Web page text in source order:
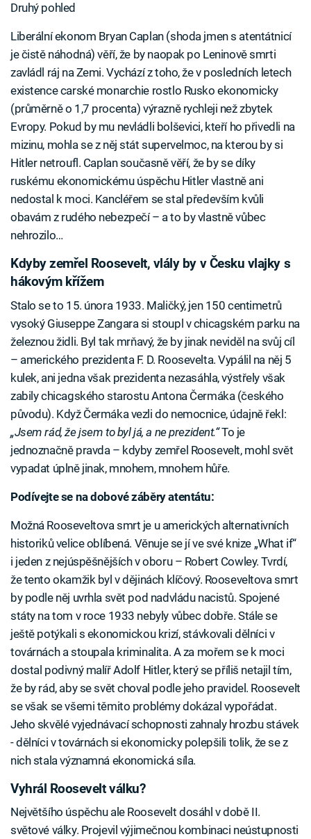
Druhý pohled
Liberální ekonom Bryan Caplan (shoda jmen s atentátnicí
je čistě náhodná) věří, že by naopak po Leninově smrti
zavládl ráj na Zemi. Vychází z toho, že v posledních letech
existence carské monarchie rostlo Rusko ekonomicky
(průměrně o 1,7 procenta) výrazně rychleji než zbytek
Evropy. Pokud by mu nevládli bolševici, kteří ho přivedli na
mizinu, mohla se z něj stát supervelmoc, na kterou by si
Hitler netroufl. Caplan současně věří, že by se díky
ruskému ekonomickému úspěchu Hitler vlastně ani
nedostal k moci. Kancléřem se stal především kvůli
obavám z rudého nebezpečí – a to by vlastně vůbec
nehrozilo…
Kdyby zemřel Roosevelt, vlály by v Česku vlajky s
hákovým křížem
Stalo se to 15. února 1933. Maličký, jen 150 centimetrů
vysoký Giuseppe Zangara si stoupl v chicagském parku na
železnou židli. Byl tak mrňavý, že by jinak neviděl na svůj cíl
– amerického prezidenta F. D. Roosevelta. Vypálil na něj 5
kulek, ani jedna však prezidenta nezasáhla, výstřely však
zabily chicagského starostu Antona Čermáka (českého
původu). Když Čermáka vezli do nemocnice, údajně řekl:
„Jsem rád, že jsem to byl já, a ne prezident.“To je
jednoznačně pravda – kdyby zemřel Roosevelt, mohl svět
vypadat úplně jinak, mnohem, mnohem hůře.
Podívejte se na dobové záběry atentátu:
Možná Rooseveltova smrt je u amerických alternativních
historiků velice oblíbená. Věnuje se jí ve své knize „What if“
i jeden z nejúspěšnějších v oboru – Robert Cowley. Tvrdí,
že tento okamžik byl v dějinách klíčový. Rooseveltova smrt
by podle něj uvrhla svět pod nadvládu nacistů. Spojené
státy na tom v roce 1933 nebyly vůbec dobře. Stále se
ještě potýkali s ekonomickou krizí, stávkovali dělníci v
továrnách a stoupala kriminalita. A za mořem se k moci
dostal podivný malíř Adolf Hitler, který se příliš netajil tím,
že by rád, aby se svět choval podle jeho pravidel. Roosevelt
se však se všemi těmito problémy dokázal vypořádat.
Jeho skvělé vyjednávací schopnosti zahnaly hrozbu stávek
- dělníci v továrnách si ekonomicky polepšili tolik, že se z
nich stala významná ekonomická síla.
Vyhrál Roosevelt válku?
Největšího úspěchu ale Roosevelt dosáhl v době II.
světové války. Projevil výjimečnou kombinaci neústupnosti